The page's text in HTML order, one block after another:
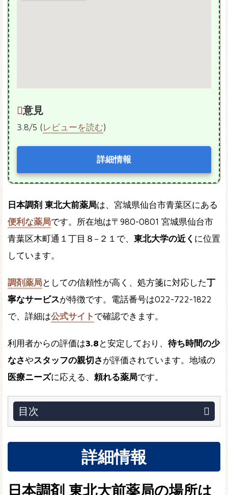
意見
3.8/5 (レビューを読む)
詳細情報
日本調剤 東北大前薬局は、宮城県仙台市青葉区にある
便利な薬局です。所在地は〒980-0801 宮城県仙台市
青葉区木町通１丁目８−２１で、 東北大学の近く に位置
しています。
調剤薬局としての信頼性が高く、処方箋に対応した丁
寧なサービスが特徴です。電話番号は022-722-1822
で、詳細は公式サイト で確認できます。
利用者からの評価は3.8 と安定しており、 待ち時間の少
なさやスタッフの親切さが評価されています。地域の
医療ニーズに応える、 頼れる薬局です。
目次
詳細情報
日本調剤 東北大前薬局の場所は